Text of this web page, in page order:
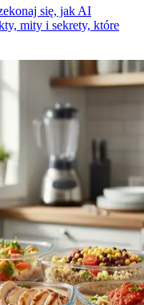
się, jak AI
mity i sekrety, które